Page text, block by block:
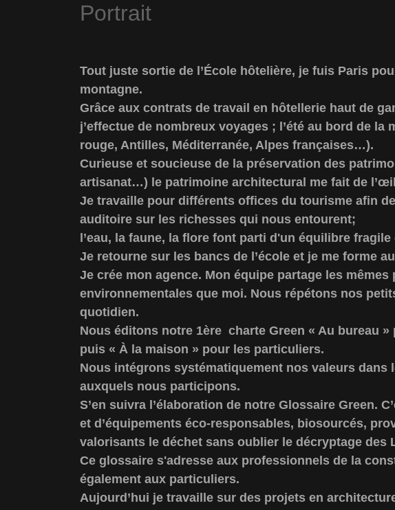
Portrait
Tout juste sortie de l’École hôtelière, je fuis Paris
montagne.
Grâce aux contrats de travail en hôtellerie haut de
j’effectue de nombreux voyages ; l’été au bord de la
rouge, Antilles, Méditerranée, Alpes françaises…).
Curieuse et soucieuse de la préservation des
artisanat…) le patrimoine architectural me fait de
Je travaille pour différents offices du tourisme afin
auditoire sur les richesses qui nous entourent;
l’eau, la faune, la flore font parti d'un équilibre
Je retourne sur les bancs de l’école et je me forme
Je crée mon agence. Mon équipe partage les
environnementales que moi. Nous répétons nos
quotidien.
Nous éditons notre 1ère charte Green « Au bureau
puis « À la maison » pour les particuliers.
Nous intégrons systématiquement nos valeurs dans
auxquels nous participons.
S’en suivra l’élaboration de notre Glossaire Green.
et d’équipements éco-responsables, biosourcés,
valorisants le déchet sans oublier le décryptage des
Ce glossaire s'adresse aux professionnels de la
également aux particuliers.
Aujourd’hui je travaille sur des projets en